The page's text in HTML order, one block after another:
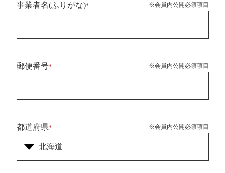
事業者名(ふりがな)* ※会員内公開必須項目
郵便番号* ※会員内公開必須項目
都道府県* ※会員内公開必須項目